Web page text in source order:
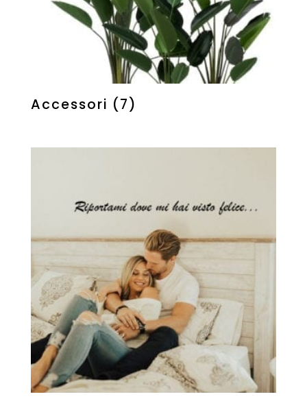
Accessori (7)